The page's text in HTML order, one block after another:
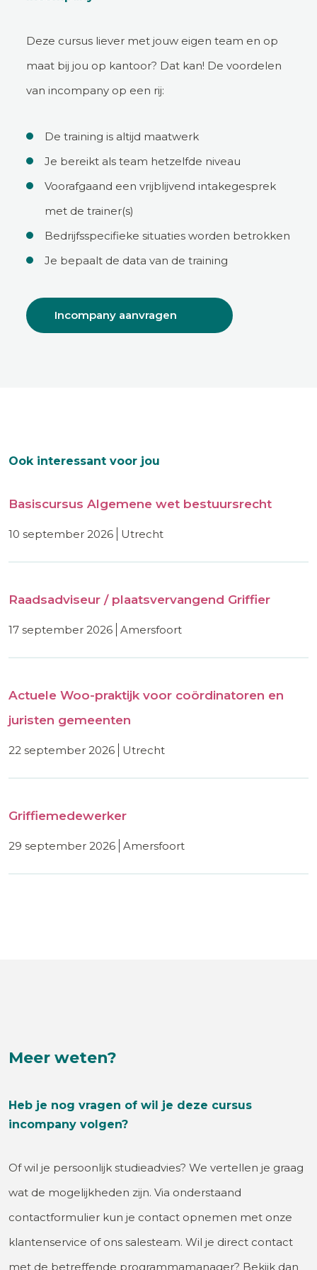
Deze cursus liever met jouw eigen team en op
maat bij jou op kantoor? Dat kan! De voordelen
van incompany op een rij:
De training is altijd maatwerk
Je bereikt als team hetzelfde niveau
Voorafgaand een vrijblijvend intakegesprek
met de trainer(s)
Bedrijfsspecifieke situaties worden betrokken
Je bepaalt de data van de training
Incompany aanvragen
Ook interessant voor jou
Basiscursus Algemene wet bestuursrecht
10 september 2026 utrecht
Raadsadviseur / plaatsvervangend Griffier
17 september 2026 amersfoort
Actuele Woo-praktijk voor coördinatoren en
juristen gemeenten
22 september 2026 utrecht
Griffiemedewerker
29 september 2026 amersfoort
Meer weten?
Heb je nog vragen of wil je deze cursus
incompany volgen?
Of wil je persoonlijk studieadvies? We vertellen je graag
wat de mogelijkheden zijn. Via onderstaand
contactformulier kun je contact opnemen met onze
klantenservice of ons salesteam. Wil je direct contact
met de betreffende programmamanager? Bekijk dan